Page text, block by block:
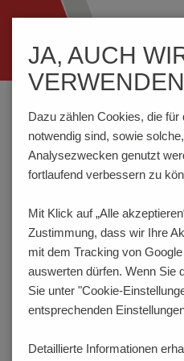
ein-/ausblenden
Home Komponenten Schalter
Hier haben Sie die
verschiedene
Anforderungen
dynamisch generiert und
POLZAHL
JA, AUCH
Dazu zählen Cookies, die
notwendig sind, sowie
Analysezwecken genutzt
fortlaufend verbessern zu
Mit Klick auf „Alle
Zustimmung, dass wir Ihre
mit dem Tracking von
auswerten dürfen. Wenn Sie
Sie unter "Cookie-
entsprechenden
Detaillierte Informationen